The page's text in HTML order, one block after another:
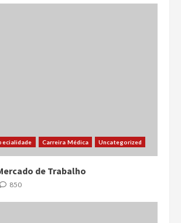
Carreira Médica Uncategorized
de Trabalho
850